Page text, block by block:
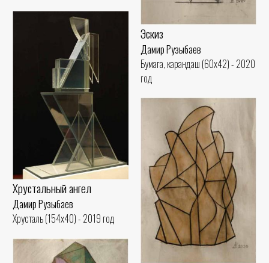
Эскиз
Дамир Рузыбаев
Бумага, карандаш (60x42) - 2020
год
Хрустальный ангел
Дамир Рузыбаев
Хрусталь (154x40) - 2019 год